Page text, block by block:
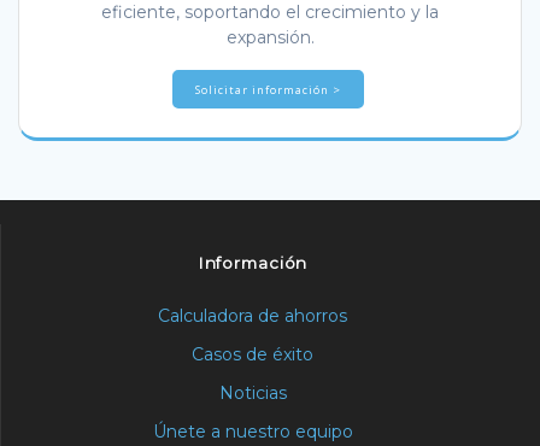
eficiente, soportando el crecimiento y la
expansión.
Solicitar información >
Información
Calculadora de ahorros
Casos de éxito
Noticias
Únete a nuestro equipo